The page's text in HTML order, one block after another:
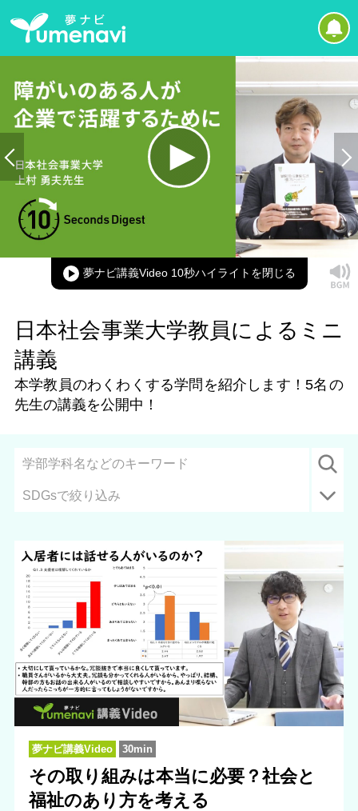
Time
Picture-
in-
Picture
夢ナビ講義Video 10秒ハイライト
日本社会事業大学教員によるミニ
講義
本学教員のわくわくする学問を紹介します！5名 の
先生の講義を公開中！
SDGsで絞り込み
夢ナビ講義Video 30min
その取り組みは本当に必要？社会と
福祉のあり方を考える